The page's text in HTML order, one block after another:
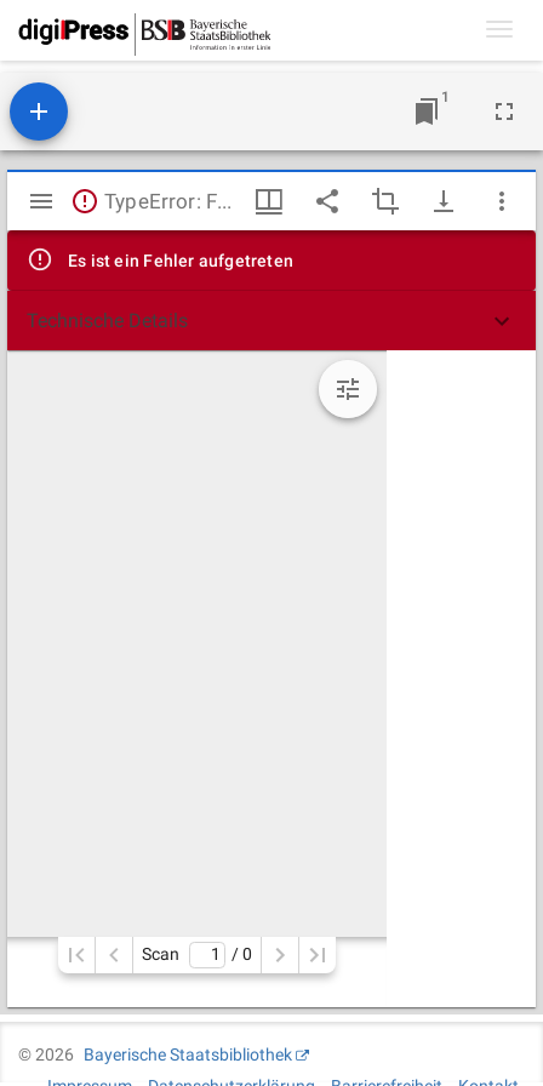
1
Mirador
Viewer
TypeError: Failed to fetch
Es ist ein Fehler aufgetreten
Technische Details
Scan / 0
©2026
Bayerische Staatsbibliothek